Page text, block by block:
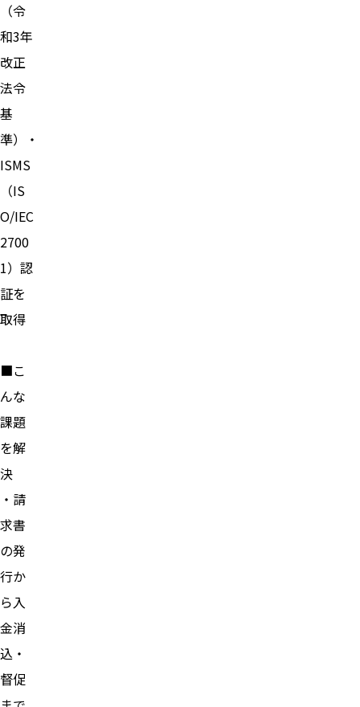
（令
和3年
改正
法令
基
準）・
ISMS
（IS
O/IEC
2700
1）認
証を
取得
■こ
んな
課題
を解
決
・請
求書
の発
行か
ら入
金消
込・
督促